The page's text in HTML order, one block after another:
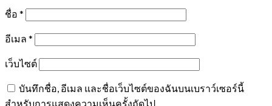
ชื่อ *
อีเมล *
เว็บไซต์
บันทึกชื่อ, อีเมล และชื่อเว็บไซต์ของฉันบนเบราว์เซอร์นี้
สำหรับการแสดงความเห็นครั้งถัดไป